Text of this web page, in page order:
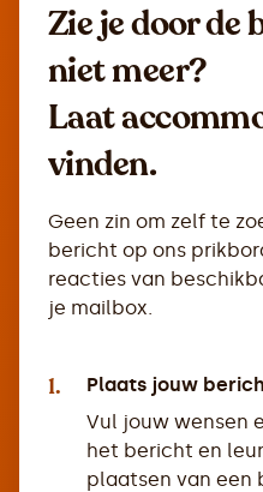
Zie je door de
niet meer?
Laat
vinden.
Geen zin om zelf te
bericht op ons
reacties van
je mailbox.
1.
Plaats jouw
Vul jouw wensen
het bericht en
plaatsen van een